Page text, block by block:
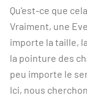
Qu'est-ce que
Vraiment, une
importe la taille,
la pointure des
peu importe le
Ici, nous